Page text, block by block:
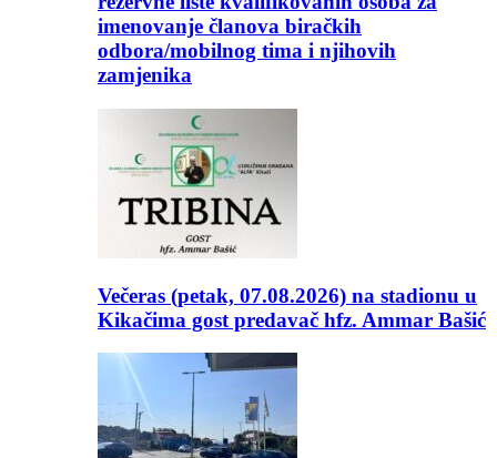
imenovanje članova biračkih
odbora/mobilnog tima i njihovih
zamjenika
Večeras (petak, 07.08.2026) na stadionu u
Kikačima gost predavač hfz. Ammar Bašić